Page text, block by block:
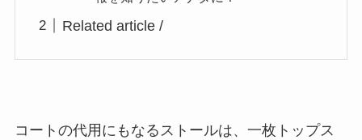
Related article /
コートの代用にもなるストールは、一枚トップス